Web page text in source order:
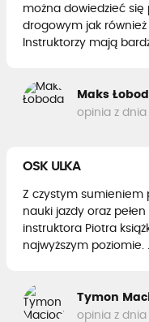
można dowiedzieć
drogowym jak
Instruktorzy mają
Maks
opinia z dnia
OSK ULKA
Z czystym sumieniem
nauki jazdy oraz
instruktora Piotra
najwyższym poziomie.
Tymon
opinia z dnia